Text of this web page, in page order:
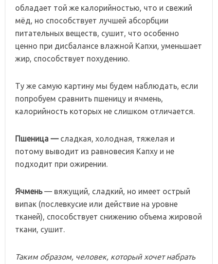
обладает той же калорийностью, что и свежий
мёд, но способствует лучшей абсорбции
питательных веществ, сушит, что особенно
ценно при дисбалансе влажной Капхи, уменьшает
жир, способствует похудению.
Ту же самую картину мы будем наблюдать, если
попробуем сравнить пшеницу и ячмень,
калорийность которых не слишком отличается.
Пшеница —сладкая, холодная, тяжелая и
потому выводит из равновесия Капху и не
подходит при ожирении.
Ячмень— вяжущий, сладкий, но имеет острый
випак (послевкусие или действие на уровне
тканей), способствует снижению объема жировой
ткани, сушит.
Таким образом, человек, который хочет набрать